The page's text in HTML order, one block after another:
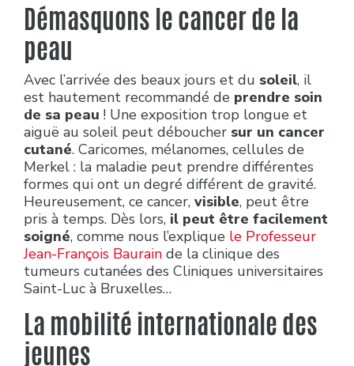
Démasquons le cancer de la
peau
Avec l’arrivée des beaux jours et du soleil, il
est hautement recommandé de prendre soin
de sa peau ! Une exposition trop longue et
aiguë au soleil peut déboucher sur un cancer
cutané. Caricomes, mélanomes, cellules de
Merkel : la maladie peut prendre différentes
formes qui ont un degré différent de gravité.
Heureusement, ce cancer, visible, peut être
pris à temps. Dès lors, il peut être facilement
soigné, comme nous l’explique le Professeur
Jean-François Baurain de la clinique des
tumeurs cutanées des Cliniques universitaires
Saint-Luc à Bruxelles…
La mobilité internationale des
jeunes